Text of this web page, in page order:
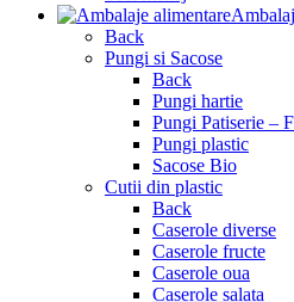
Back
Pungi si Sacose
Back
Pungi hartie
Pungi Patiserie –
Pungi plastic
Sacose Bio
Cutii din plastic
Back
Caserole diverse
Caserole fructe
Caserole oua
Caserole salata